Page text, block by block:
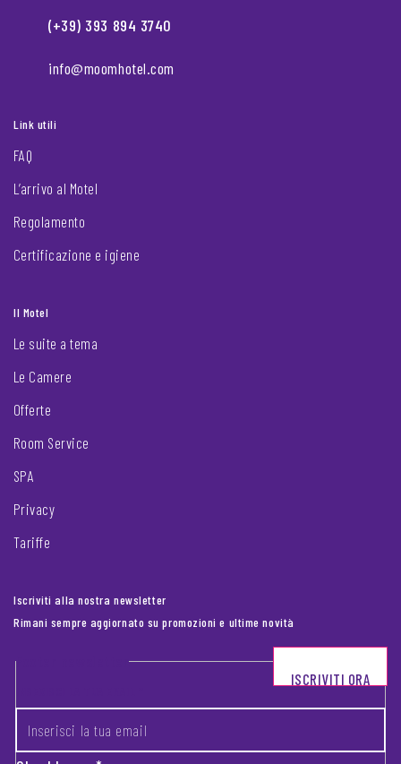
(+39) 393 894 3740
info@moomhotel.com
Link utili
FAQ
L’arrivo al Motel
Regolamento
Certificazione e igiene
Il Motel
Le suite a tema
Le Camere
Offerte
Room Service
SPA
Privacy
Tariffe
Iscriviti alla nostra newsletter
Rimani sempre aggiornato su promozioni e ultime novità
Footer newsletter
ISCRIVITI ORA